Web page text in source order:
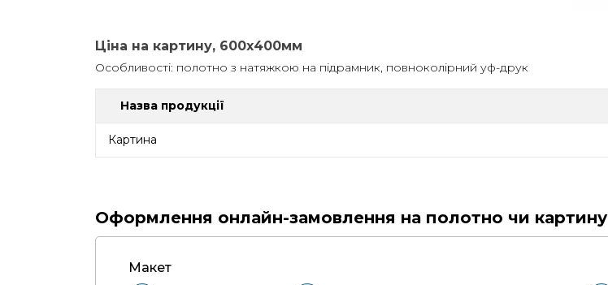
Ціна на картину, 600х400мм
Особливості: полотно з натяжкою на підрамник, повноколірний уф-друк
Назва продукції
Картина
Оформлення онлайн-замовлення на полотно чи картину
Макет